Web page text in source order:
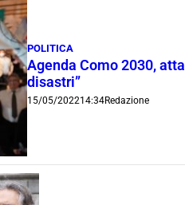
POLITICA
Agenda Como 2030,
disastri”
15/05/202214:34Redazione